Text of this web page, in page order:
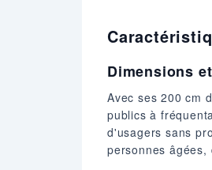
Dimensions
Avec ses 200 cm
publics à
d'usagers sans
personnes